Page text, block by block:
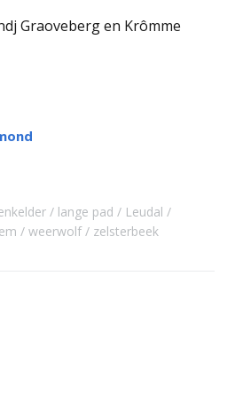
Graoveberg en Krômme
lange pad
Leudal
weerwolf zelsterbeek